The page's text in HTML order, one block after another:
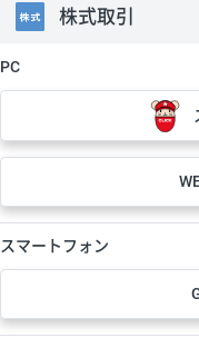
株式取引
PC
スマートフォン